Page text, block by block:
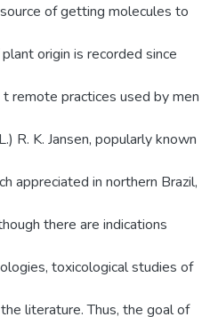
of getting molecules to
origin is recorded since
remote practices used by men
R. K. Jansen, popularly known
appreciated in northern Brazil,
there are indications
toxicological studies of
literature. Thus, the goal of